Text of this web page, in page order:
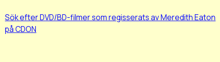
Sök efter DVD/BD-filmer som regisserats av Meredith Eaton
på CDON